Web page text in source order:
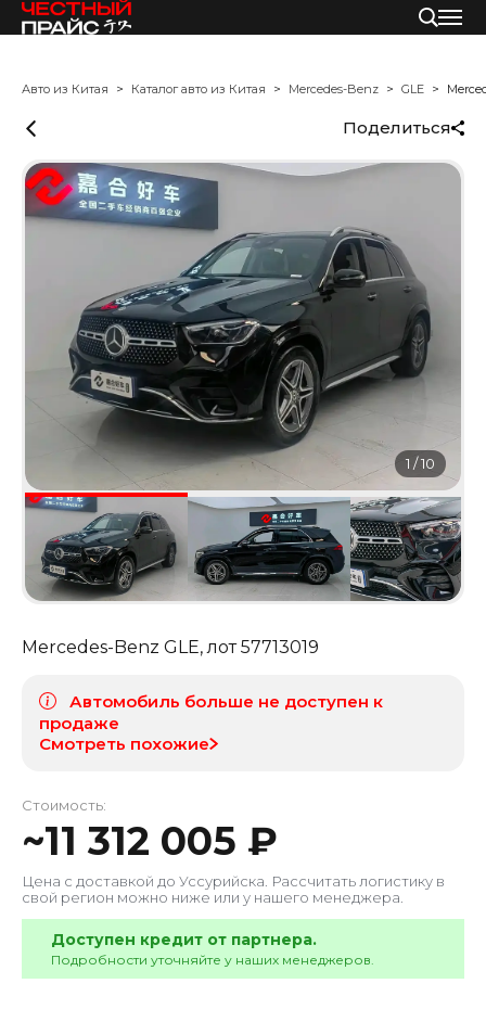
Авто из Китая Каталог авто из Китая Mercedes-Benz GLE
Поделиться
1 /10
Mercedes-Benz GLE, лот57713019
Автомобиль больше не доступен к
продаже
Смотреть похожие
Стоимость:
~11 312 005 ₽
Цена с доставкой до Уссурийска . Рассчитать логистику в
свой регион можно ниже или у нашего менеджера.
Доступен кредит от партнера.
Подробности уточняйте у наших менеджеров.